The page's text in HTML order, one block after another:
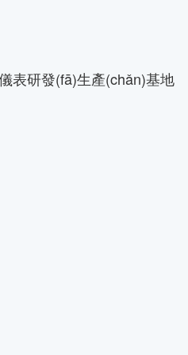
表研發(fā)生產(chǎn)基地